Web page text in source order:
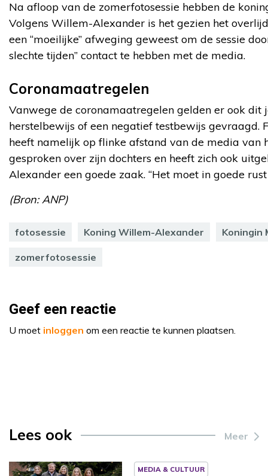
Na afloop van de zomerfotosessie hebben de
Volgens Willem-Alexander is het gezien het
een “moeilijke” afweging geweest om de sessie
slechte tijden” contact te hebben met de media.
Coronamaatregelen
Vanwege de coronamaatregelen gelden er ook dit
herstelbewijs of een negatief testbewijs gevraagd.
heeft namelijk op flinke afstand van de media van
gesproken over zijn dochters en heeft zich ook
Alexander een goede zaak. “Het moet in goede
(Bron: ANP)
fotosessie Koning Willem-Alexander Koningin
zomerfotosessie
Geef een reactie
U moet inloggen om een reactie te kunnen plaatsen.
Lees ook Meer
MEDIA & CULTUUR